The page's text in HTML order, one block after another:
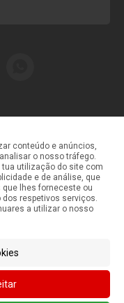
conteúdo e anúncios,
o nosso tráfego.
utilização do site com
e de análise, que
lhes forneceste ou
respetivos serviços.
a utilizar o nosso